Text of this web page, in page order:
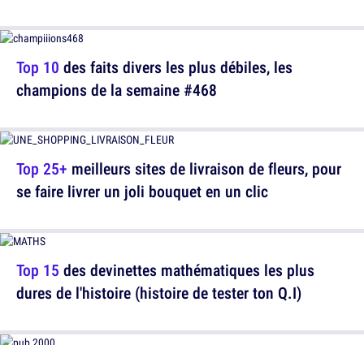
Top 10 des faits divers les plus débiles, les
champions de la semaine #468
Top 15 des devinettes mathématiques les plus
dures de l'histoire (histoire de tester ton Q.I)
Top 25+ meilleurs sites de livraison de fleurs, pour
se faire livrer un joli bouquet en un clic